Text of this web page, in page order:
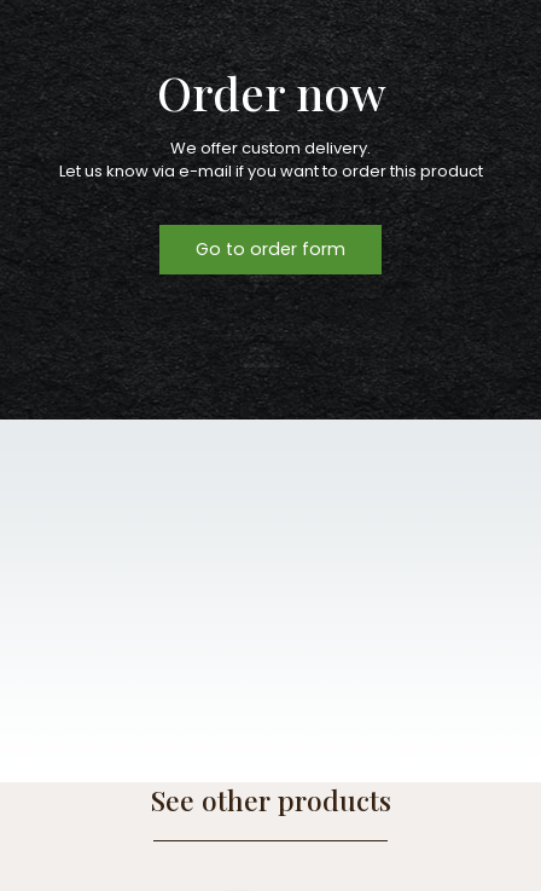
Order now
We offer custom delivery.
Let us know via e-mail if you want to order this product
Go to order form
See other products